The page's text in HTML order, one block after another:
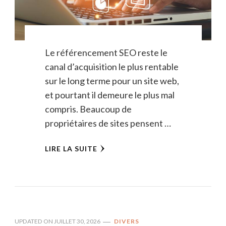
Le référencement SEO reste le
canal d’acquisition le plus rentable
sur le long terme pour un site web,
et pourtant il demeure le plus mal
compris. Beaucoup de
propriétaires de sites pensent …
LIRE LA SUITE
UPDATED ON JUILLET 30, 2026 DIVERS